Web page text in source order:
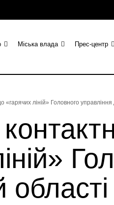
Міська влада Прес-центр
ліній» Головного управління
області